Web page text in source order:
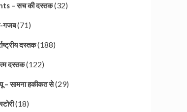
– सच की दस्तक(32)
गजब(71)
दस्तक(188)
दस्तक(122)
– सामना हकीकत से(29)
(18)